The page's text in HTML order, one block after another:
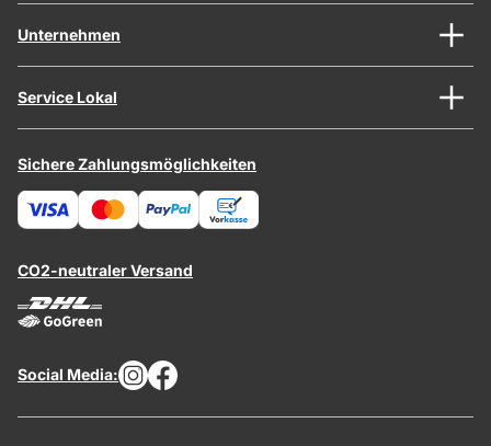
Unternehmen
Service Lokal
Sichere Zahlungsmöglichkeiten
CO2-neutraler Versand
Social Media: